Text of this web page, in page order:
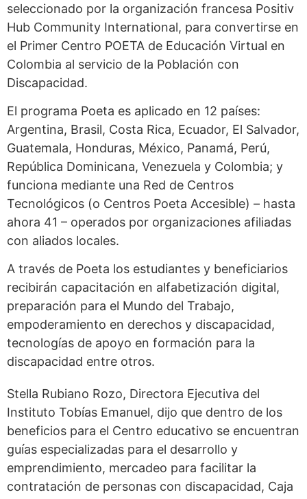
seleccionado por la organización francesa Positiv
Hub Community International, para convertirse en
el Primer Centro POETA de Educación Virtual en
Colombia al servicio de la Población con
Discapacidad.
El programa Poeta es aplicado en 12 países:
Argentina, Brasil, Costa Rica, Ecuador, El Salvador,
Guatemala, Honduras, México, Panamá, Perú,
República Dominicana, Venezuela y Colombia; y
funciona mediante una Red de Centros
Tecnológicos (o Centros Poeta Accesible) – hasta
ahora 41 – operados por organizaciones afiliadas
con aliados locales.
A través de Poeta los estudiantes y beneficiarios
recibirán capacitación en alfabetización digital,
preparación para el Mundo del Trabajo,
empoderamiento en derechos y discapacidad,
tecnologías de apoyo en formación para la
discapacidad entre otros.
Stella Rubiano Rozo, Directora Ejecutiva del
Instituto Tobías Emanuel, dijo que dentro de los
beneficios para el Centro educativo se encuentran
guías especializadas para el desarrollo y
emprendimiento, mercadeo para facilitar la
contratación de personas con discapacidad, Caja